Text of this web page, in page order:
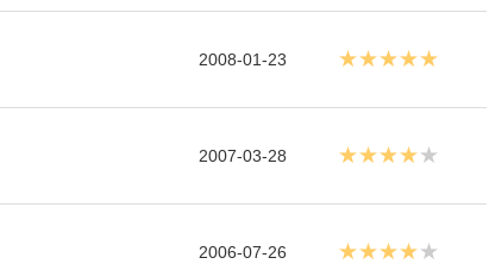
2008-01-23 ★★★★★
2007-03-28 ★★★★★
2006-07-26 ★★★★★